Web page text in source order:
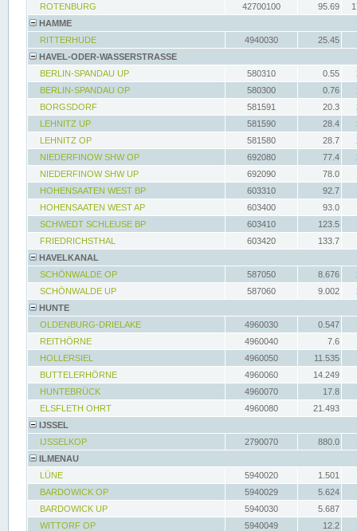
ROTENBURG
42700100 95.69
HAMME
RITTERHUDE
4940030
25.45
HAVEL-ODER-WASSERSTRASSE
BERLIN-SPANDAU UP
580310 0.55
BERLIN-SPANDAU OP
580300 0.76
BORGSDORF
581591 20.3
LEHNITZ UP
581590 28.4
LEHNITZ OP
581580 28.7
NIEDERFINOW SHW OP
692080 77.4
NIEDERFINOW SHW UP
692090
78.0
HOHENSAATEN WEST BP
603310
92.7
HOHENSAATEN WEST AP
603400
93.0
SCHWEDT SCHLEUSE BP
603410
123.5
FRIEDRICHSTHAL
603420
133.7
HAVELKANAL
SCHÖNWALDE OP
587050 8.676
SCHÖNWALDE UP
587060 9.002
HUNTE
OLDENBURG-DRIELAKE
4960030
0.547
REITHÖRNE
4960040
7.6
HOLLERSIEL
4960050
11.535
BUTTELERHÖRNE
4960060
14.249
HUNTEBRÜCK
4960070
17.8
ELSFLETH OHRT
4960080
21.493
IJSSEL
IJSSELKOP
2790070
880.0
ILMENAU
LÜNE
5940020
1.501
BARDOWICK OP
5940029
5.624
BARDOWICK UP
5940030
5.687
WITTORF OP
5940049
12.2